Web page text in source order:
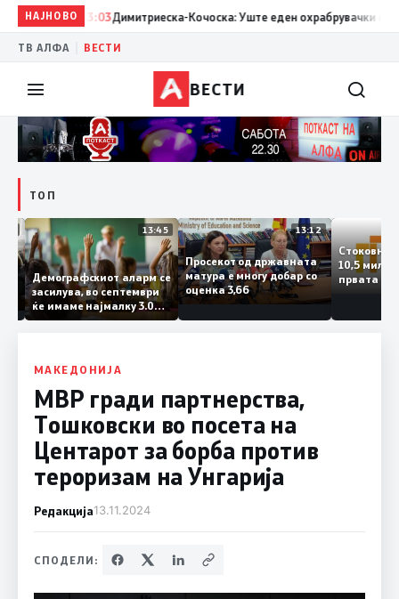
НАЈНОВО
13:03 Димитриеска-Кочоска: Уште еден охрабрувачки сигнал
ТВ АЛФА ВЕСТИ
ВЕСТИ
ТОП
14:12 13:45
Демографскиот аларм се
засилува, во септември
ќе имаме најмалку 3.000
првачиња помалку
13:12
Просекот од државната
матура е многу добар со
оценка 3,66
10,5
првата
МАКЕДОНИЈА
МВР гради партнерства,
Тошковски во посета на
Центарот за борба против
тероризам на Унгарија
Редакција13.11.2024
СПОДЕЛИ: